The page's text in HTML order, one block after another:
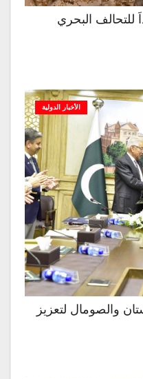
للتحالف البحري
الأخبار الدولية
والصومال لتعزيز